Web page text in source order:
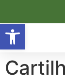
Open